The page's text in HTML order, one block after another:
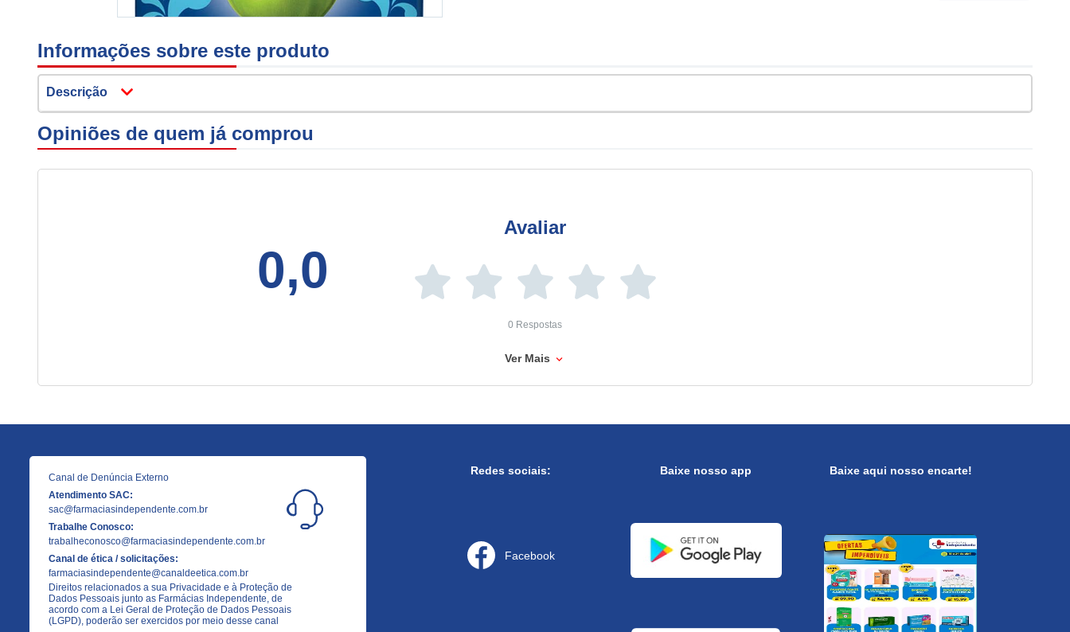
Informações sobre este produto
Descrição
Opiniões de quem já comprou
0,0
Avaliar
0 Respostas
Ver Mais
Canal de Denúncia Externo
Atendimento SAC:
sac@farmaciasindependente.com.br
Trabalhe Conosco:
trabalheconosco@farmaciasindependente.com.br
Canal de ética / solicitações:
farmaciasindependente@canaldeetica.com.br
Direitos relacionados a sua Privacidade e à Proteção de
Dados Pessoais junto as Farmácias Independente, de
acordo com a Lei Geral de Proteção de Dados Pessoais
(LGPD), poderão ser exercidos por meio desse canal
Redes sociais:
Facebook
Baixe nosso app Baixe aqui nosso encarte!